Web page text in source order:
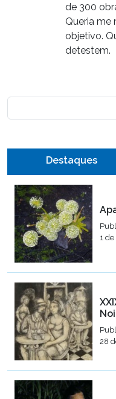
de 300
Queria me
objetivo.
detestem.
Destaques
1
28